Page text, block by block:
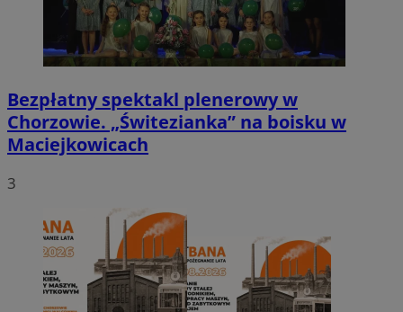
Bezpłatny spektakl plenerowy w
Chorzowie. „Świtezianka” na boisku w
Maciejkowicach
3